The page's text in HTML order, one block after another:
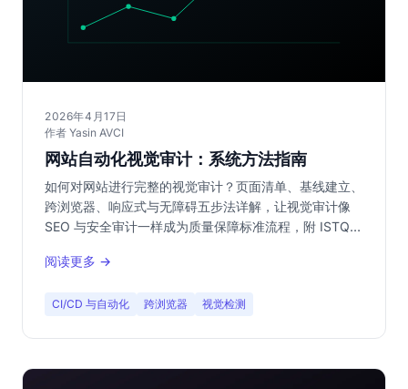
2026年4月17日
作者 Yasin AVCI
网站自动化视觉审计：系统方法指南
如何对网站进行完整的视觉审计？页面清单、基线建立、
跨浏览器、响应式与无障碍五步法详解，让视觉审计像
SEO 与安全审计一样成为质量保障标准流程，附 ISTQB
阅读更多 →
CI/CD 与自动化 跨浏览器 视觉检测